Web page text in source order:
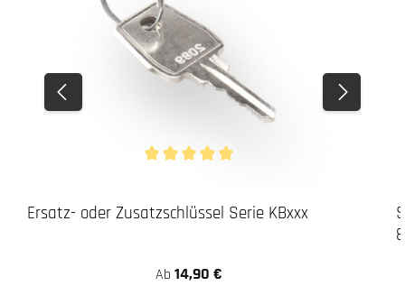
Ersatz- oder Zusatzschlüssel Serie KBxxx
Ab 14,90 €